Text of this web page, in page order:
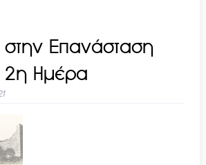
Επανάσταση
2η Ημέρα